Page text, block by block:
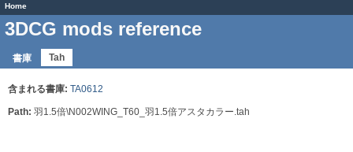
Home
3DCG mods reference
書庫 Tah
含まれる書庫: TA0612
Path: 羽1.5倍\N002WING_T60_羽1.5倍アスタカラー.tah